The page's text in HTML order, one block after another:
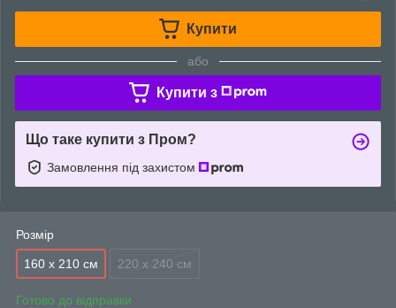
Купити
або
Купити з
Що таке купити з Пром?
Замовлення під захистом
Розмір
160 х 210 см 220 x 240 см
Готово до відправки